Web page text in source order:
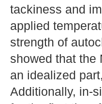
tackiness and
applied
strength of
showed that the
an idealized
Additionally, in-